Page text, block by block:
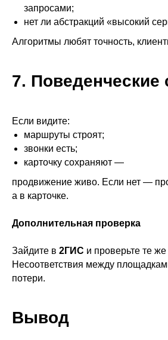
запросами;
нет ли абстракций «высокий
Алгоритмы любят точность,
7. Поведенческие
Если видите:
маршруты строят;
звонки есть;
карточку сохраняют —
продвижение живо. Если нет —
а в карточке.
Дополнительная проверка
Зайдите в 2ГИС и проверьте те
Несоответствия между
потери.
Вывод
Написать в telegram
+7
Записаться
обработки персональных данных
Навигация